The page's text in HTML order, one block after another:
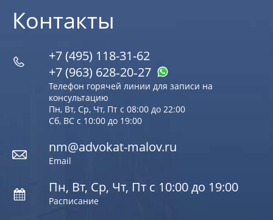
Контакты
+7 (495) 118-31-62
+7 (963) 628‑20‑27
Телефон горячей линии для записи на
консультацию
Пн, Вт, Ср, Чт, Пт с 08:00 до 22:00
Сб, ВС с 10:00 до 19:00
nm@advokat-malov.ru
Email
Пн, Вт, Ср, Чт, Пт с 10:00 до 19:00
Расписание